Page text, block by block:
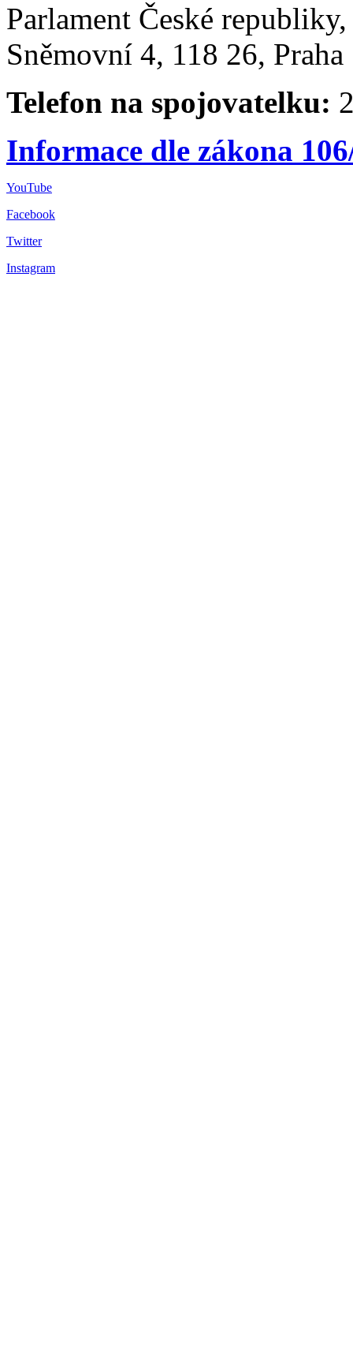
Parlament České
Sněmovní 4, 118 26,
Telefon na spojovatelku:
Informace dle zákona
YouTube
Facebook
Twitter
Instagram